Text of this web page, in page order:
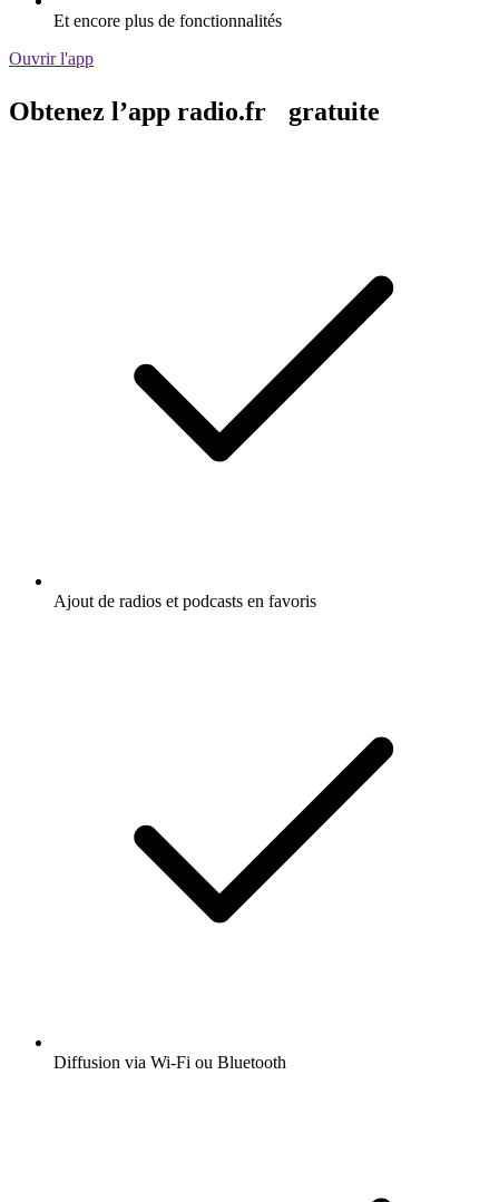
Et encore plus de fonctionnalités
Ouvrir l'app
Obtenez l’app radio.fr gratuite
Ajout de radios et podcasts en favoris
Diffusion via Wi-Fi ou Bluetooth